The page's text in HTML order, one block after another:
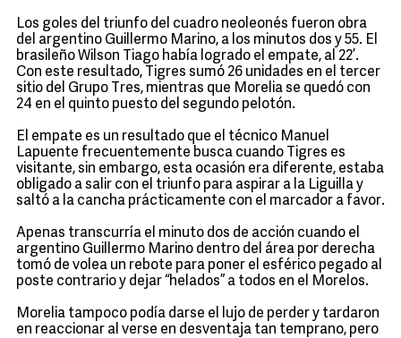
Los goles del triunfo del cuadro neoleonés fueron obra
del argentino Guillermo Marino, a los minutos dos y 55. El
brasileño Wilson Tiago había logrado el empate, al 22’.
Con este resultado, Tigres sumó 26 unidades en el tercer
sitio del Grupo Tres, mientras que Morelia se quedó con
24 en el quinto puesto del segundo pelotón.
El empate es un resultado que el técnico Manuel
Lapuente frecuentemente busca cuando Tigres es
visitante, sin embargo, esta ocasión era diferente, estaba
obligado a salir con el triunfo para aspirar a la Liguilla y
saltó a la cancha prácticamente con el marcador a favor.
Apenas transcurría el minuto dos de acción cuando el
argentino Guillermo Marino dentro del área por derecha
tomó de volea un rebote para poner el esférico pegado al
poste contrario y dejar “helados” a todos en el Morelos.
Morelia tampoco podía darse el lujo de perder y tardaron
en reaccionar al verse en desventaja tan temprano, pero